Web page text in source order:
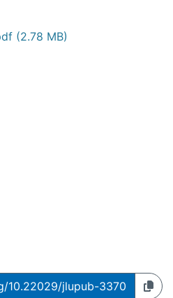
(2.78 MB)
10.22029/jlupub-3370